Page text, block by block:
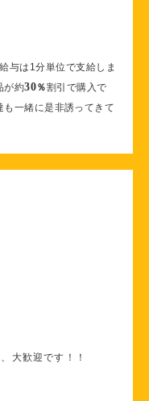
は1分単位で支給しま
が約30％割引で購入で
一緒に是非誘ってきて
大歓迎です！！